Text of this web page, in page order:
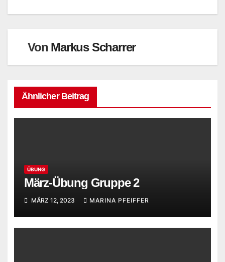
Von Markus Scharrer
Ähnlicher Beitrag
ÜBUNG
März-Übung Gruppe 2
MÄRZ 12, 2023 MARINA PFEIFFER